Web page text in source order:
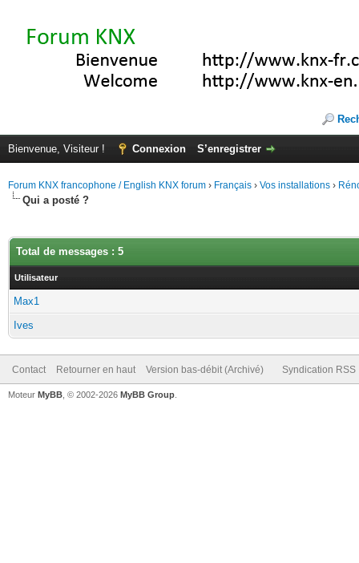
Bienvenue, Visiteur ! Connexion S’enregistrer
Forum KNX francophone / English KNX forum › Français › Vos installations ›
Qui a posté ?
Total de messages : 5
Utilisateur
Max1
Ives
Contact Retourner en haut Version bas-débit (Archivé) Syndication RSS
Moteur MyBB , © 2002-2026 MyBB Group